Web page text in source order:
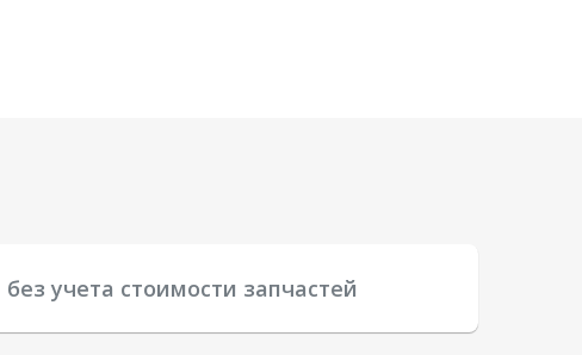
без учета стоимости запчастей